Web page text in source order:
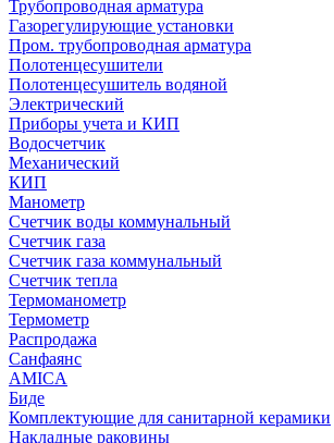
Трубопроводная арматура
Газорегулирующие установки
Пром. трубопроводная арматура
Полотенцесушители
Полотенцесушитель водяной
Электрический
Приборы учета и КИП
Водосчетчик
Механический
КИП
Манометр
Счетчик воды коммунальный
Счетчик газа
Счетчик газа коммунальный
Счетчик тепла
Термоманометр
Термометр
Распродажа
Санфаянс
AMICA
Биде
Комплектующие для санитарной керамики
Накладные раковины